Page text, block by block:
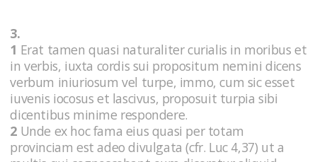
3.
1 Erat tamen quasi naturaliter curialis in moribus et
in verbis, iuxta cordis sui propositum nemini dicens
verbum iniuriosum vel turpe, immo, cum sic esset
iuvenis iocosus et lascivus, proposuit turpia sibi
dicentibus minime respondere.
2 Unde ex hoc fama eius quasi per totam
provinciam est adeo divulgata (cfr. Luc 4,37) ut a